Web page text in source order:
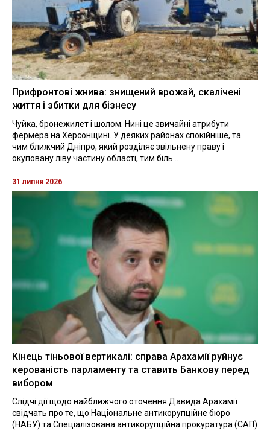
Прифронтові жнива: знищений врожай, скалічені
життя і збитки для бізнесу
Чуйка, бронежилет і шолом. Нині це звичайні атрибути
фермера на Херсонщині. У деяких районах спокійніше, та
чим ближчий Дніпро, який розділяє звільнену праву і
окуповану ліву частину області, тим біль...
31 липня 2026
Кінець тіньової вертикалі: справа Арахамії руйнує
керованість парламенту та ставить Банкову перед
вибором
Слідчі дії щодо найближчого оточення Давида Арахамії
свідчать про те, що Національне антикорупційне бюро
(НАБУ) та Спеціалізована антикорупційна прокуратура (САП)